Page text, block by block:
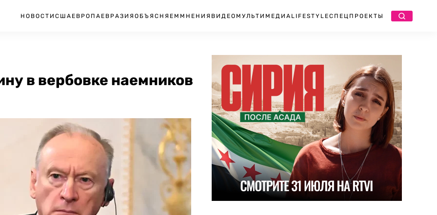
НОВОСТИ США ЕВРОПА ЕВРАЗИЯ ОБЪЯСНЯЕМ МНЕНИЯ ВИДЕО МУЛЬТИМЕДИА LIFESTYLEСПЕЦПРОЕКТЫ
в вербовке наемников